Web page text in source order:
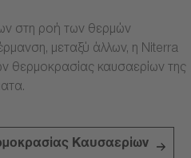
στη ροή των θερμών
μεταξύ άλλων, η Niterra
θερμοκρασίας καυσαερίων της
Καυσαερίων